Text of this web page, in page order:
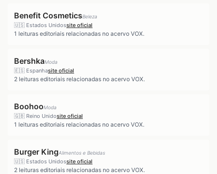
Benefit CosmeticsBeleza
🇺🇸 Estados Unidossite oficial
1 leituras editoriais relacionadas no acervo VOX.
BershkaModa
🇪🇸 Espanhasite oficial
2 leituras editoriais relacionadas no acervo VOX.
BoohooModa
🇬🇧 Reino Unidosite oficial
1 leituras editoriais relacionadas no acervo VOX.
Burger KingAlimentos e Bebidas
🇺🇸 Estados Unidossite oficial
2 leituras editoriais relacionadas no acervo VOX.